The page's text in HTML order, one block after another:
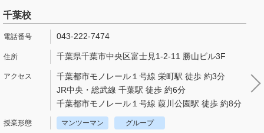
千葉校
043-222-7474
千葉県千葉市中央区富士見1-2-11 勝山ビル3F
千葉都市モノレール１号線 栄町駅 徒歩 約3分
JR中央・総武線 千葉駅 徒歩 約6分
千葉都市モノレール１号線 葭川公園駅 徒歩 約8分
マンツーマン グループ